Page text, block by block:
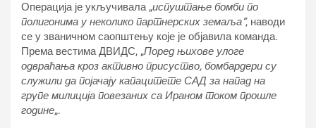
Операција је укључивала „испуштање бомби по
полигонима у неколико партнерских земаља“, наводи
се у званичном саопштењу које је објавила команда.
Према вестима ДВИДС, „Поред њихове улоге
одвраћања кроз активно присуство, бомбардери су
служили да појачају капацитете САД за напад на
групе милиција повезаних са Ираном током прошле
године„.